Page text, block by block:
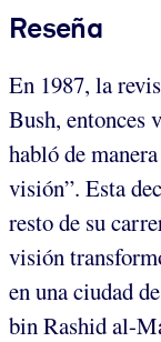
Reseña
En 1987, la
Bush, entonces
habló de
visión”. Esta
resto de su
visión
en una ciudad
bin Rashid al-